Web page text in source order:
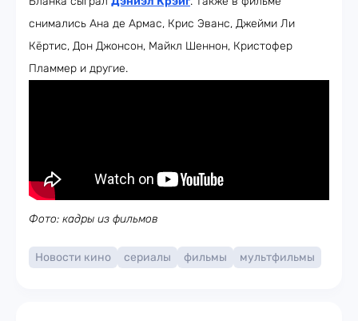
снимались Ана де Армас, Крис Эванс, Джейми Ли
Кёртис, Дон Джонсон, Майкл Шеннон, Кристофер
Пламмер и другие.
Фото: кадры из фильмов
Новости кино сериалы фильмы мультфильмы